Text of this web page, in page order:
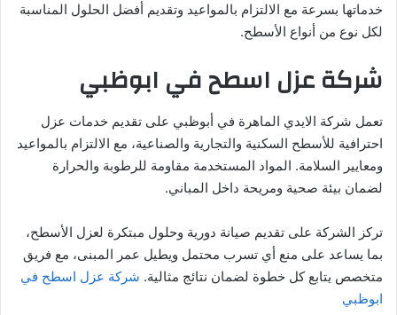
خدماتها بسرعة مع الالتزام بالمواعيد وتقديم أفضل الحلول المناسبة
لكل نوع من أنواع الأسطح.
شركة عزل اسطح في ابوظبي
تعمل شركة الايدي الماهرة في أبوظبي على تقديم خدمات عزل
احترافية للأسطح السكنية والتجارية والصناعية، مع الالتزام بالمواعيد
ومعايير السلامة. المواد المستخدمة مقاومة للرطوبة والحرارة
لضمان بيئة صحية ومريحة داخل المباني.
تركز الشركة على تقديم صيانة دورية وحلول مبتكرة لعزل الأسطح،
بما يساعد على منع أي تسرب محتمل ويطيل عمر المبنى، مع فريق
متخصص يتابع كل خطوة لضمان نتائج مثالية. شركة عزل اسطح في
ابوظبي